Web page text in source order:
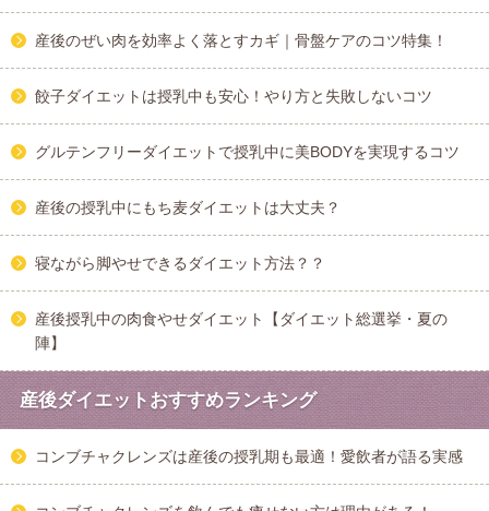
産後のぜい肉を効率よく落とすカギ｜骨盤ケアのコツ特集！
餃子ダイエットは授乳中も安心！やり方と失敗しないコツ
グルテンフリーダイエットで授乳中に美BODYを実現するコツ
産後の授乳中にもち麦ダイエットは大丈夫？
寝ながら脚やせできるダイエット方法？？
産後授乳中の肉食やせダイエット【ダイエット総選挙・夏の
陣】
産後ダイエットおすすめランキング
コンブチャクレンズは産後の授乳期も最適！愛飲者が語る実感